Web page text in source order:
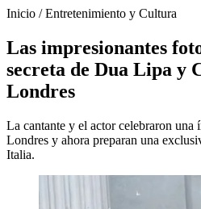
Inicio /Entretenimiento y Cultura
Las impresionantes
secreta de Dua Lipa y
Londres
La cantante y el actor celebraron una
Londres y ahora preparan una
Italia.